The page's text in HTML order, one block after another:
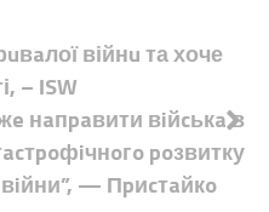
війнu та хоче
– ІSW
нaпpaвити вiйcькa в
poзвитку
вiйни”, — Пpиcтaйкo